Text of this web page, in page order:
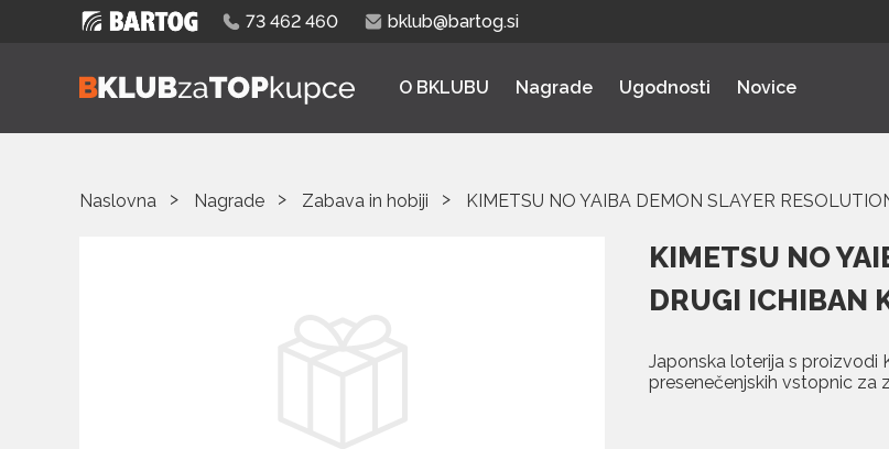
73 462 460 bklub@bartog.si
O BKLUBU Nagrade Ugodnosti Novice
Naslovna Nagrade Zabava in hobiji KIMETSU NO YAIBA DEMON SLAYER
KIMETSU NO
DRUGI ICHIBAN
Japonska loterija s proizvodi
presenečenjskih vstopnic za